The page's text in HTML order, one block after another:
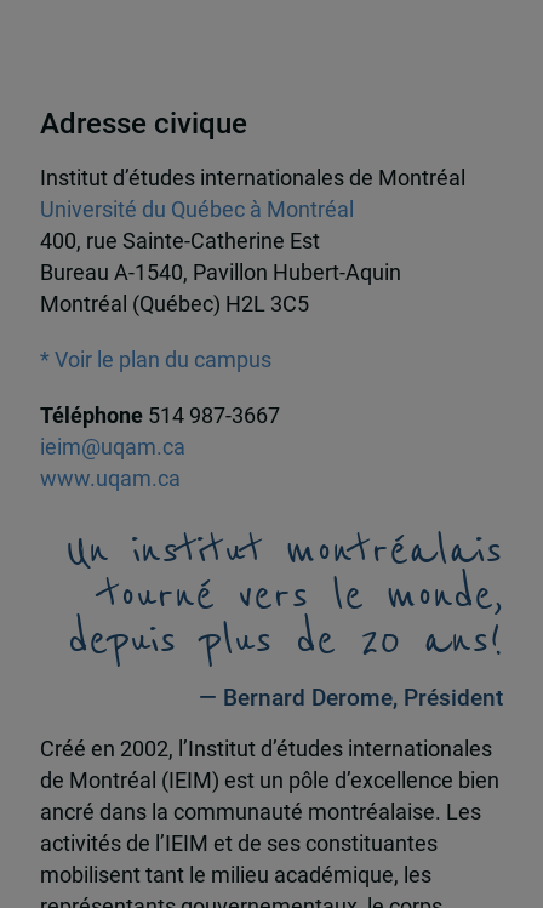
Adresse civique
Institut d’études internationales de Montréal
Université du Québec à Montréal
400, rue Sainte-Catherine Est
Bureau A-1540, Pavillon Hubert-Aquin
Montréal (Québec) H2L 3C5
* Voir le plan du campus
Téléphone 514 987-3667
ieim@uqam.ca
www.uqam.ca
Un institut montréalais
tourné vers le monde,
depuis plus de 20 ans!
— Bernard Derome, Président
Créé en 2002, l’Institut d’études internationales
de Montréal (IEIM) est un pôle d’excellence bien
ancré dans la communauté montréalaise. Les
activités de l’IEIM et de ses constituantes
mobilisent tant le milieu académique, les